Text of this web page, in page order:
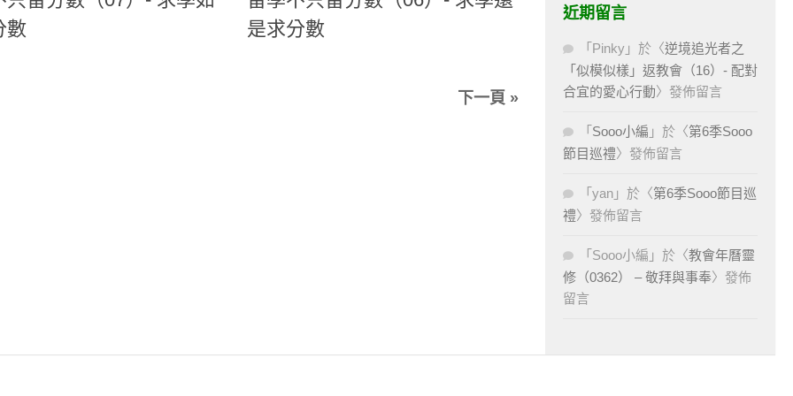
數
是求分數
下一頁 »
近期留言
「 Pinky 」於〈逆境追光者之
「似模似樣」返教會（16）- 配對
合宜的愛心行動〉發佈留言
「 Sooo小編 」於〈第6季Sooo
節目巡禮〉發佈留言
「 yan 」於〈第6季Sooo節目巡
禮〉發佈留言
「 Sooo小編 」於〈教會年曆靈
修（0362） – 敬拜與事奉〉發佈
留言